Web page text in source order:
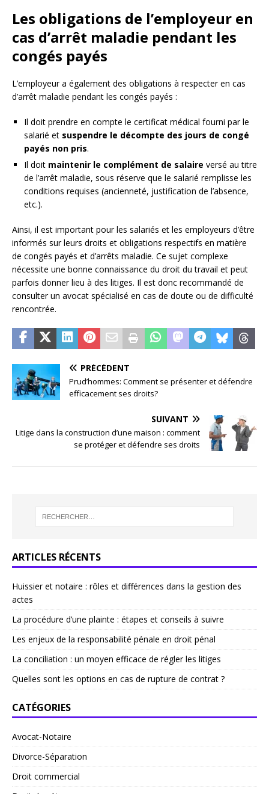
Les obligations de l’employeur en
cas d’arrêt maladie pendant les
congés payés
L’employeur a également des obligations à respecter en cas
d’arrêt maladie pendant les congés payés :
Il doit prendre en compte le certificat médical fourni par le
salarié et suspendre le décompte des jours de congé
payés non pris.
Il doit maintenir le complément de salaire versé au titre
de l’arrêt maladie, sous réserve que le salarié remplisse les
conditions requises (ancienneté, justification de l’absence,
etc.).
Ainsi, il est important pour les salariés et les employeurs d’être
informés sur leurs droits et obligations respectifs en matière
de congés payés et d’arrêts maladie. Ce sujet complexe
nécessite une bonne connaissance du droit du travail et peut
parfois donner lieu à des litiges. Il est donc recommandé de
consulter un avocat spécialisé en cas de doute ou de difficulté
rencontrée.
PRÉCÉDENT
Prud’hommes: Comment se présenter et défendre
efficacement ses droits?
SUIVANT
Litige dans la construction d’une maison : comment
se protéger et défendre ses droits
ARTICLES RÉCENTS
Huissier et notaire : rôles et différences dans la gestion des
actes
La procédure d’une plainte : étapes et conseils à suivre
Les enjeux de la responsabilité pénale en droit pénal
La conciliation : un moyen efficace de régler les litiges
Quelles sont les options en cas de rupture de contrat ?
CATÉGORIES
Avocat-Notaire
Divorce-Séparation
Droit commercial